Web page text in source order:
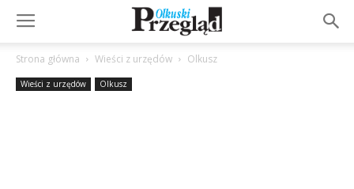
Strona główna Wieści z urzędów Olkusz
Wieści z urzędów Olkusz